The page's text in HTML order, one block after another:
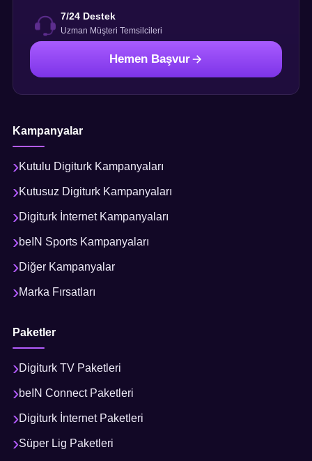
7/24 Destek
Uzman Müşteri Temsilcileri
Hemen Başvur
Kampanyalar
Kutulu Digiturk Kampanyaları
Kutusuz Digiturk Kampanyaları
Digiturk İnternet Kampanyaları
beIN Sports Kampanyaları
Diğer Kampanyalar
Marka Fırsatları
Paketler
Digiturk TV Paketleri
beIN Connect Paketleri
Digiturk İnternet Paketleri
Süper Lig Paketleri